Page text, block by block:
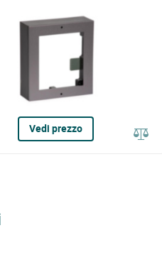
Vedi prezzo